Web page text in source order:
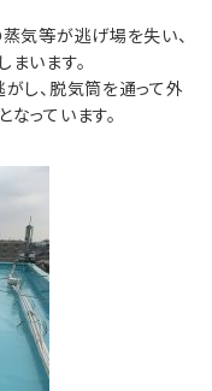
気等が逃げ場を失い、
います。
し、脱気筒を通って外
っています。